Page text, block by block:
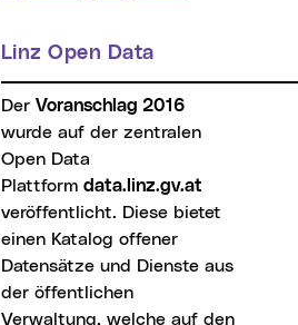
Linz Open Data
Der Voranschlag 2016
wurde auf der zentralen
Open Data
Plattform data.linz.gv.at
veröffentlicht. Diese bietet
einen Katalog offener
Datensätze und Dienste aus
der öffentlichen
Verwaltung, welche auf den